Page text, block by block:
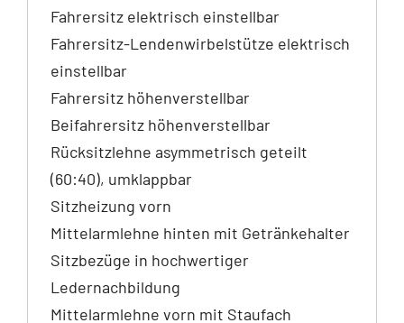
Fahrersitz elektrisch einstellbar
Fahrersitz-Lendenwirbelstütze elektrisch
einstellbar
Fahrersitz höhenverstellbar
Beifahrersitz höhenverstellbar
Rücksitzlehne asymmetrisch geteilt
(60:40), umklappbar
Sitzheizung vorn
Mittelarmlehne hinten mit Getränkehalter
Sitzbezüge in hochwertiger
Ledernachbildung
Mittelarmlehne vorn mit Staufach